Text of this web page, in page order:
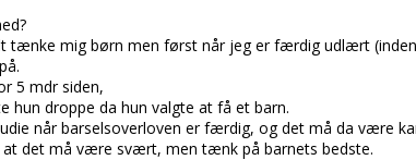
tænke mig børn men først når jeg er færdig udlært
5 mdr siden,
hun droppe da hun valgte at få et barn.
når barselsoverloven er færdig, og det må da være
det må være svært, men tænk på barnets bedste.